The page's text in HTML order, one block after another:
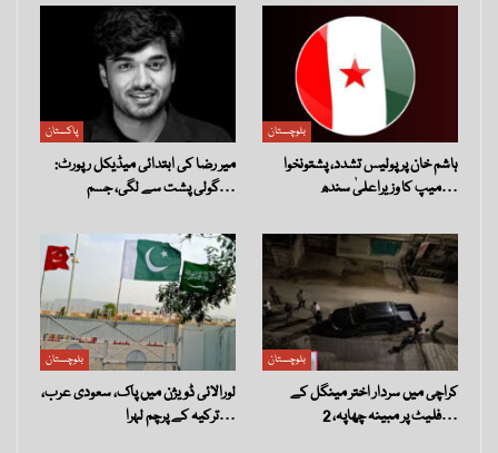
پاکستان
میر رضا کی ابتدائی میڈیکل رپورٹ:
گولی پشت سے لگی، جسم…
بلوچستان
ہاشم خان پر پولیس تشدد، پشتونخوا
میپ کا وزیراعلیٰ سندھ…
بلوچستان
لورالائی ڈویژن میں پاک، سعودی عرب،
ترکیہ کے پرچم لہرا…
بلوچستان
کراچی میں سردار اختر مینگل کے
فلیٹ پر مبینہ چھاپہ، 2…